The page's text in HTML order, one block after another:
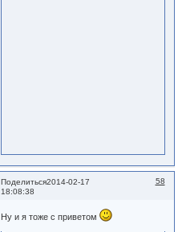
Поделиться 58
2014-02-17
18:08:38
Ну и я тоже с приветом